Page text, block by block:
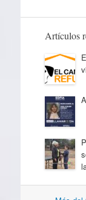
Artículos